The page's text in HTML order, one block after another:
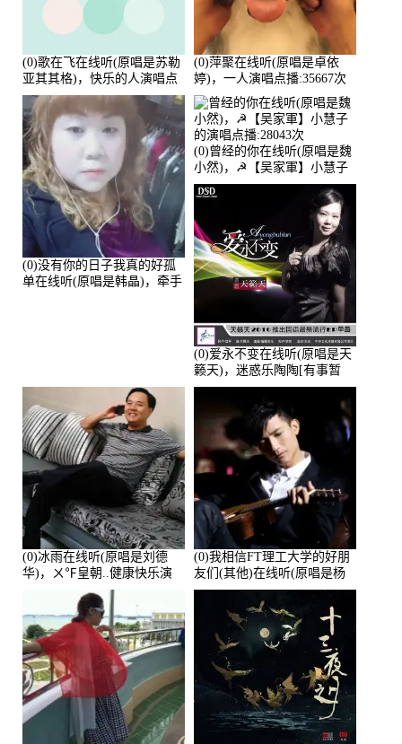
(0)歌在飞在线听(原唱是苏勒
亚其其格)，快乐的人演唱点
播:36次
(0)萍聚在线听(原唱是卓依
婷)，一人演唱点播:35667次
(0)没有你的日子我真的好孤
单在线听(原唱是韩晶)，牵手
(0)曾经的你在线听(原唱是魏
小然)，☭【吴家軍】小慧子
的演唱点播:28043次
(0)爱永不变在线听(原唱是天
籁天)，迷惑乐陶陶[有事暂
离]演唱点播:27678次
(0)冰雨在线听(原唱是刘德
华)，ㄨ℉皇朝..健康快乐演
(0)我相信FT理工大学的好朋
友们(其他)在线听(原唱是杨
培安)，老乔演唱点播:23714